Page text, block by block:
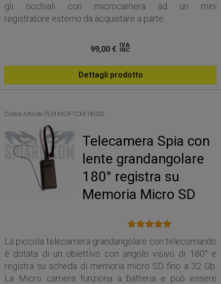
gli occhiali con microcamera ad un mini
registratore esterno da acquistare a parte.
99,00 € IVA
INC
Dettagli prodotto
Codice Articolo PLM-MCR-TCM-180SD
Telecamera Spia con
lente grandangolare
180° registra su
Memoria Micro SD
La piccola telecamera grandangolare con telecomando
è dotata di un obiettivo con angolo visivo di 180° e
registra su scheda di memoria micro SD fino a 32 Gb.
La Micro camera funziona a batteria e può essere